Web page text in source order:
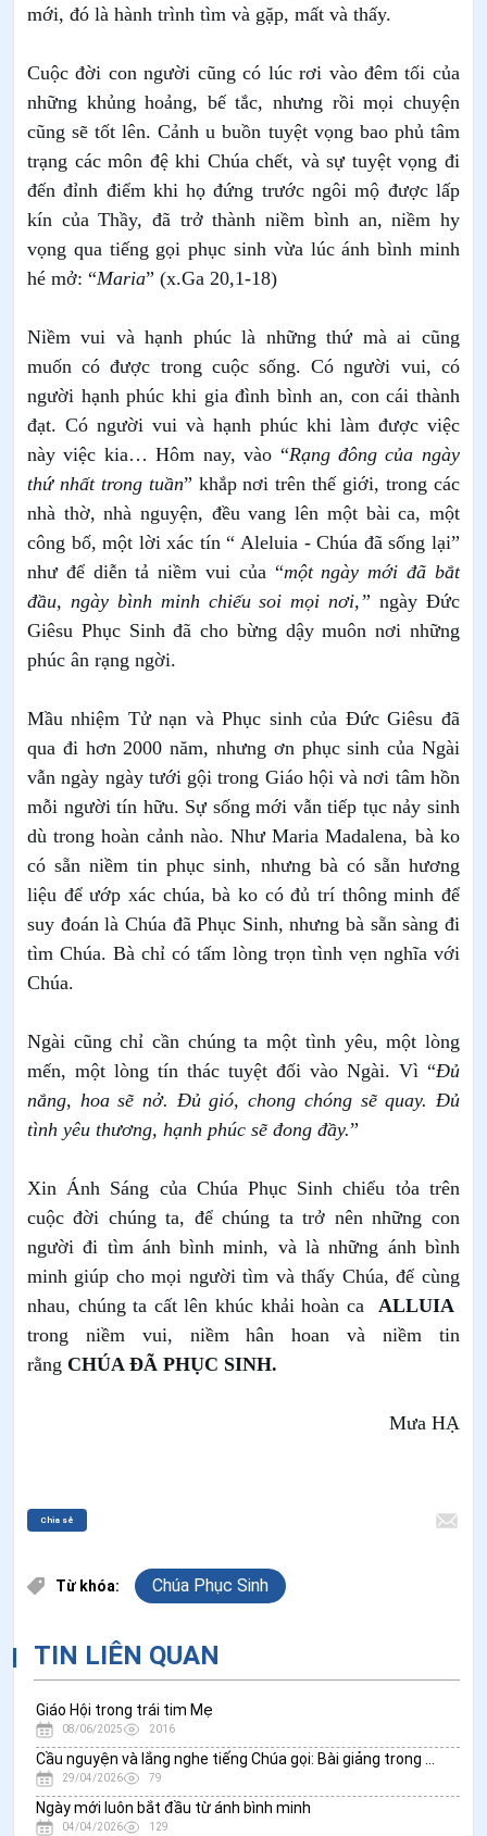
mới, đó là hành trình tìm và gặp, mất và thấy.
Cuộc đời con người cũng có lúc rơi vào đêm tối của
những khủng hoảng, bế tắc, nhưng rồi mọi chuyện
cũng sẽ tốt lên. Cảnh u buồn tuyệt vọng bao phủ tâm
trạng các môn đệ khi Chúa chết, và sự tuyệt vọng đi
đến đỉnh điểm khi họ đứng trước ngôi mộ được lấp
kín của Thầy, đã trở thành niềm bình an, niềm hy
vọng qua tiếng gọi phục sinh vừa lúc ánh bình minh
hé mở: “Maria” (x.Ga 20,1-18)
Niềm vui và hạnh phúc là những thứ mà ai cũng
muốn có được trong cuộc sống. Có người vui, có
người hạnh phúc khi gia đình bình an, con cái thành
đạt. Có người vui và hạnh phúc khi làm được việc
này việc kia… Hôm nay, vào “Rạng đông của ngày
thứ nhất trong tuần” khắp nơi trên thế giới, trong các
nhà thờ, nhà nguyện, đều vang lên một bài ca, một
công bố, một lời xác tín “ Aleluia - Chúa đã sống lại”
như để diễn tả niềm vui của “một ngày mới đã bắt
đầu, ngày bình minh chiếu soi mọi nơi,” ngày Đức
Giêsu Phục Sinh đã cho bừng dậy muôn nơi những
phúc ân rạng ngời.
Mầu nhiệm Tử nạn và Phục sinh của Đức Giêsu đã
qua đi hơn 2000 năm, nhưng ơn phục sinh của Ngài
vẫn ngày ngày tưới gội trong Giáo hội và nơi tâm hồn
mỗi người tín hữu. Sự sống mới vẫn tiếp tục nảy sinh
dù trong hoàn cảnh nào.Như Maria Madalena, bà ko
có sẵn niềm tin phục sinh, nhưng bà có sẵn hương
liệu để ướp xác chúa, bà ko có đủ trí thông minh để
suy đoán là Chúa đã Phục Sinh, nhưng bà sẵn sàng đi
tìm Chúa. Bà chỉ có tấm lòng trọn tình vẹn nghĩa với
Chúa.
Ngài cũng chỉ cần chúng ta một tình yêu, một lòng
mến, một lòng tín thác tuyệt đối vào Ngài. Vì “Đủ
nắng, hoa sẽ nở. Đủ gió, chong chóng sẽ quay. Đủ
tình yêu thương, hạnh phúc sẽ đong đầy.”
Xin Ánh Sáng của Chúa Phục Sinh chiểu tỏa trên
cuộc đời chúng ta, để chúng ta trở nênnhững con
người đi tìm ánh bình minh, và là những ánh bình
minh giúp cho mọi người tìm và thấy Chúa, để cùng
nhau, chúng ta cất lên khúc khải hoàn ca ALLUIA
trong niềm vui, niềm hân hoan và niềm tin
rằng CHÚA ĐÃ PHỤC SINH.
Mưa HẠ
Chia sẻ
Từ khóa: Chúa Phục Sinh
TIN LIÊN QUAN
Giáo Hội trong trái tim Mẹ
08/06/2025 2016
29/04/2026 79
Ngày mới luôn bắt đầu từ ánh bình minh
04/04/2026 129